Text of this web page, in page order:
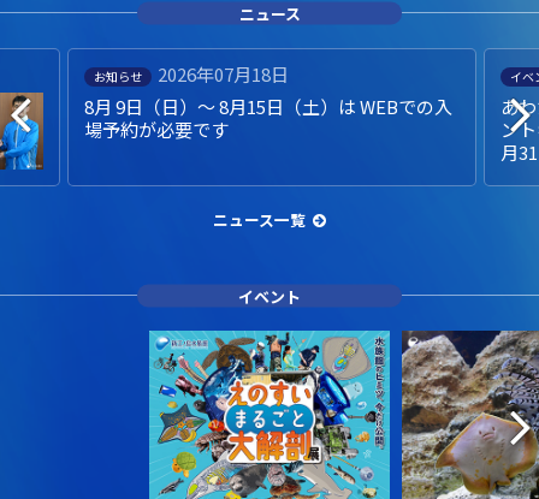
ニュース
お知らせ
2026年07月18日
8月 9日（日）～ 8月15日（土）は WEBでの入
場予約が必要です
イベ
あ
ン
月
ニュース一覧
イベント